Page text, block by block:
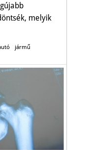
melyik
jármű